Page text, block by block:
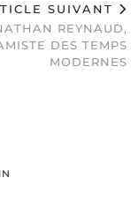
SUIVANT
REYNAUD,
DES TEMPS
MODERNES